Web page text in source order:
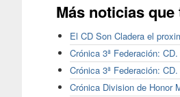
Más noticias
El CD Son Cladera el
Crónica 3ª Federación:
Crónica 3ª Federación:
Crónica Division de Honor